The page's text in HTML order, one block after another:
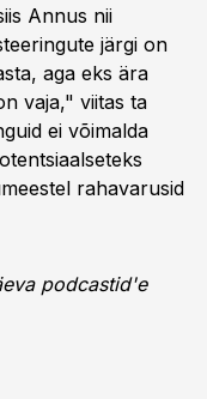
Annus nii
järgi on
aga eks ära
vaja," viitas ta
ei võimalda
rahavarusid
podcastid'e